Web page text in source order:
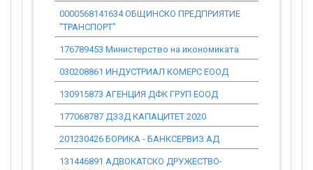
0000568141634 ОБЩИНСКО ПРЕДПРИЯТИЕ
"ТРАНСПОРТ"
176789453 Министерство на икономиката
030208861 ИНДУСТРИАЛ КОМЕРС ЕООД
130915873 АГЕНЦИЯ ДФК ГРУП ЕООД
177068787 ДЗЗД КАПАЦИТЕТ 2020
201230426 БОРИКА - БАНКСЕРВИЗ АД
131446891 АДВОКАТСКО ДРУЖЕСТВО-